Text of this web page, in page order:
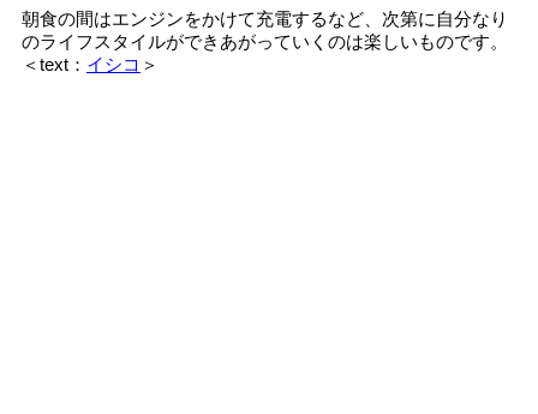
朝食の間はエンジンをかけて充電するなど、次第に自分なり
のライフスタイルができあがっていくのは楽しいものです。
＜text： イシコ ＞